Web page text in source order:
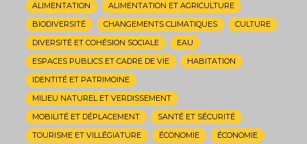
ALIMENTATION
ALIMENTATION ET AGRICULTURE
BIODIVERSITÉ
CHANGEMENTS CLIMATIQUES
CULTURE
DIVERSITÉ ET COHÉSION SOCIALE
EAU
ESPACES PUBLICS ET CADRE DE VIE
HABITATION
IDENTITÉ ET PATRIMOINE
MILIEU NATUREL ET VERDISSEMENT
MOBILITÉ ET DÉPLACEMENT
SANTÉ ET SÉCURITÉ
TOURISME ET VILLÉGIATURE
ÉCONOMIE ÉCONOMIE